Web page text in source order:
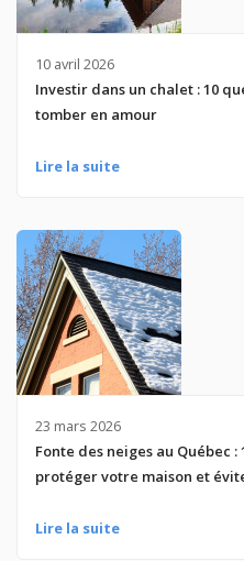
10 avril 2026
Investir dans un chalet : 10
tomber en amour
Lire la suite
23 mars 2026
Fonte des neiges au Québec
protéger votre maison et
Lire la suite